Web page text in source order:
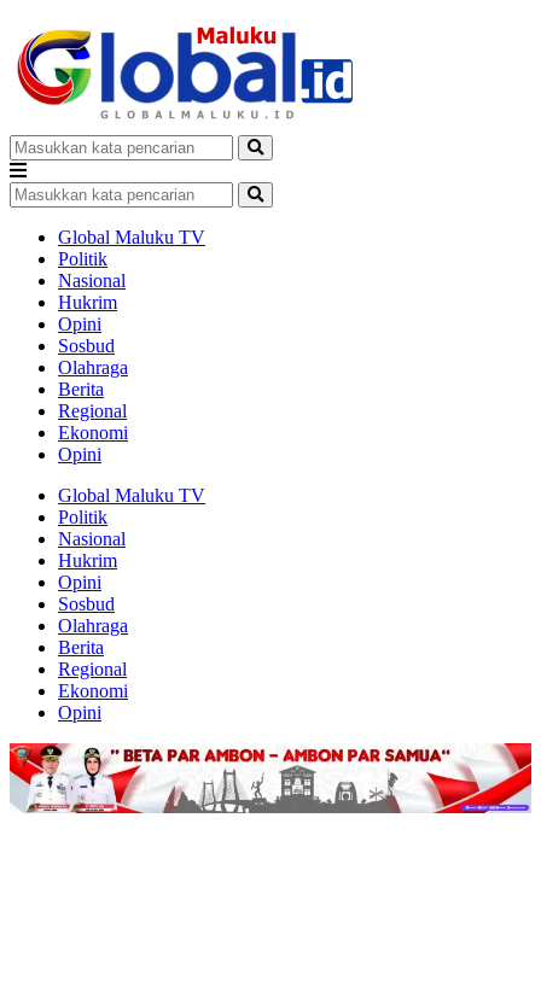
Global Maluku TV
Politik
Nasional
Hukrim
Opini
Sosbud
Olahraga
Berita
Regional
Ekonomi
Opini
Global Maluku TV
Politik
Nasional
Hukrim
Opini
Sosbud
Olahraga
Berita
Regional
Ekonomi
Opini